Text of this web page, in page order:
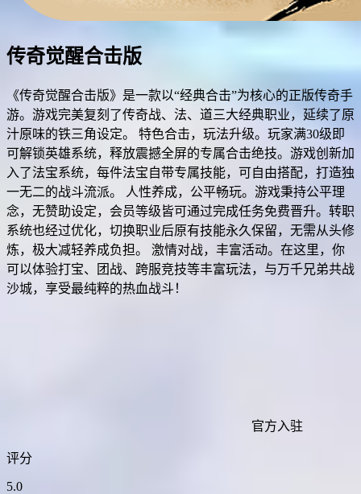
传奇觉醒合击版
《传奇觉醒合击版》是一款以“经典合击”为核心的正版传奇手
游。游戏完美复刻了传奇战、法、道三大经典职业，延续了原
汁原味的铁三角设定。 特色合击，玩法升级。玩家满30级即
可解锁英雄系统，释放震撼全屏的专属合击绝技。游戏创新加
入了法宝系统，每件法宝自带专属技能，可自由搭配，打造独
一无二的战斗流派。 人性养成，公平畅玩。游戏秉持公平理
念，无赞助设定，会员等级皆可通过完成任务免费晋升。转职
系统也经过优化，切换职业后原有技能永久保留，无需从头修
炼，极大减轻养成负担。 激情对战，丰富活动。在这里，你
可以体验打宝、团战、跨服竞技等丰富玩法，与万千兄弟共战
沙城，享受最纯粹的热血战斗！
官方入驻
评分
5.0